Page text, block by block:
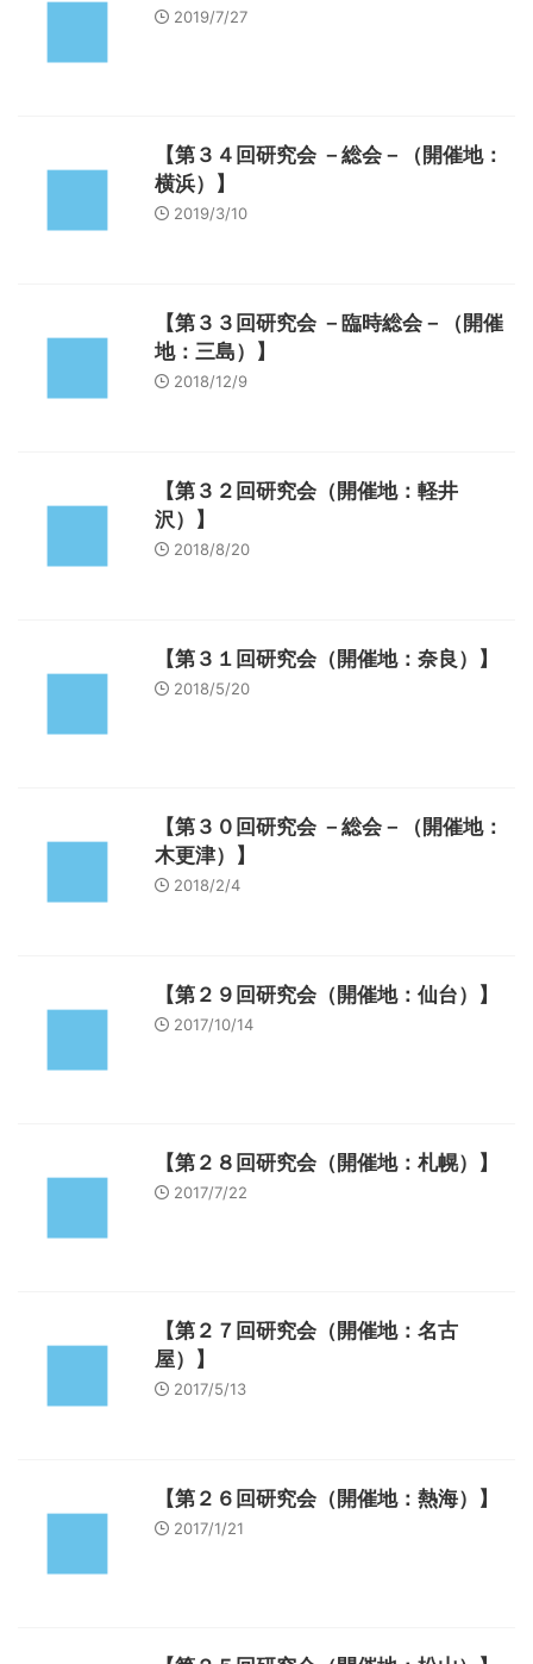
2019/7/27
【第３４回研究会 －総会－（開催地：
横浜）】
2019/3/10
【第３３回研究会 －臨時総会－（開催
地：三島）】
2018/12/9
【第３２回研究会（開催地：軽井
沢）】
2018/8/20
【第３１回研究会（開催地：奈良）】
2018/5/20
【第３０回研究会 －総会－（開催地：
木更津）】
2018/2/4
【第２９回研究会（開催地：仙台）】
2017/10/14
【第２８回研究会（開催地：札幌）】
2017/7/22
【第２７回研究会（開催地：名古
屋）】
2017/5/13
【第２６回研究会（開催地：熱海）】
2017/1/21